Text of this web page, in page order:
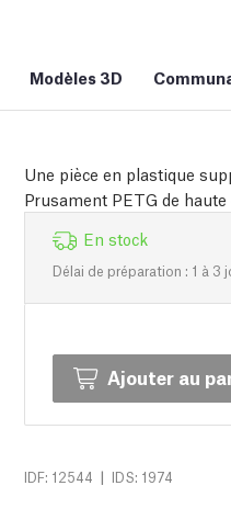
Modèles 3D
Une pièce en plastique
Prusament PETG de haute
En stock
Délai de préparation : 1 à 3
Ajouter au
IDF: 12544 | IDS: 1974